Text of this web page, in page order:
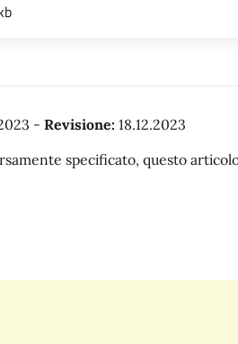
- Revisione: 18.12.2023
specificato, questo